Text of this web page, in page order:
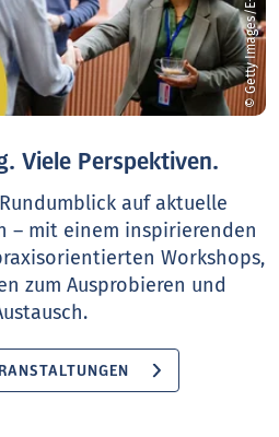
Viele Perspektiven.
auf aktuelle
– mit einem inspirierenden
Workshops,
zum Ausprobieren und